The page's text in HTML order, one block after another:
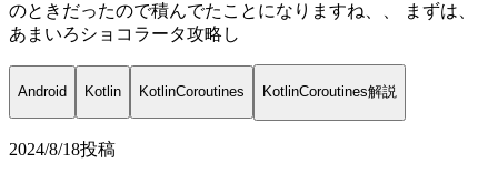
のときだったので積んでたことになりますね、、 まずは、
あまいろショコラータ攻略し
Android Kotlin KotlinCoroutines KotlinCoroutines解説
2024/8/18投稿